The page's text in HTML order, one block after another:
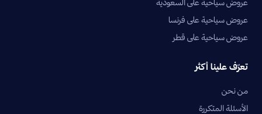
عروض سياحية على السعودية
عروض سياحية على فرنسا
عروض سياحية على قطر
تعرّف علينا أكثر
من نحن
الأسئلة المتكررة